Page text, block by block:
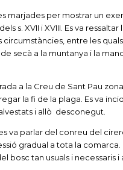
marjades per mostrar un
s. XVII i XVIII. Es va
entre les quals
secà a la muntanya i la
a la Creu de Sant Pau
la fi de la plaga. Es va
i allò desconegut.
va parlar del conreu del
gradual a tota la
bosc tan usuals i necessaris